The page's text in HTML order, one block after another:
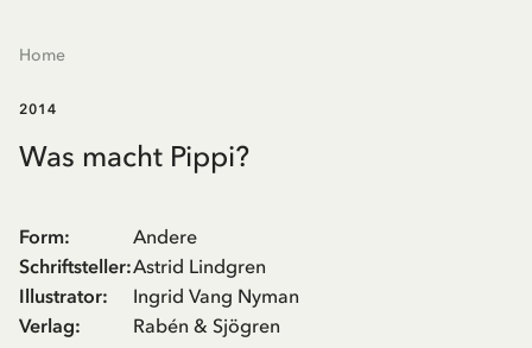
Home
2014
Was macht Pippi?
Form:
Andere
Schriftsteller:Astrid Lindgren
Illustrator:
Ingrid Vang Nyman
Verlag: Rabén & Sjögren